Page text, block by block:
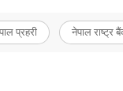
प्रहरी नेपाल राष्ट्र